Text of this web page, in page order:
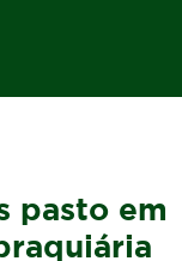
pasto em